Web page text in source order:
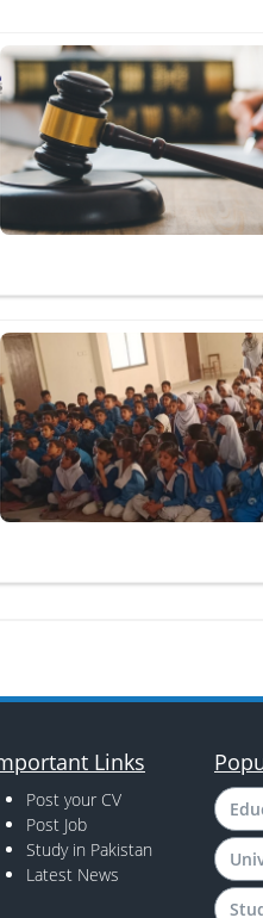
Links
Post your CV
Post Job
Study in Pakistan
Latest News